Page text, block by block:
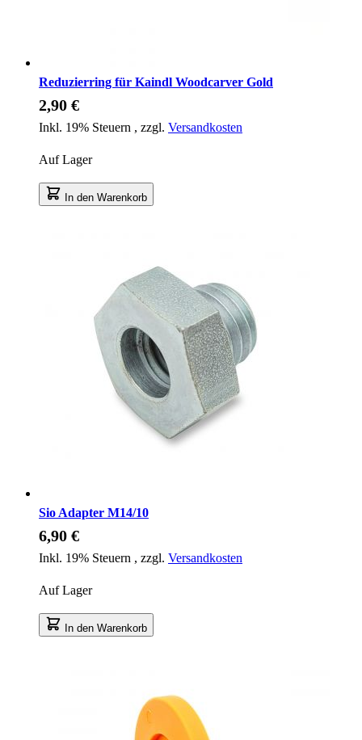
Reduzierring für Kaindl Woodcarver Gold
2,90 €
Inkl. 19% Steuern , zzgl. Versandkosten
Auf Lager
In den Warenkorb
Sio Adapter M14/10
6,90 €
Inkl. 19% Steuern , zzgl. Versandkosten
Auf Lager
In den Warenkorb